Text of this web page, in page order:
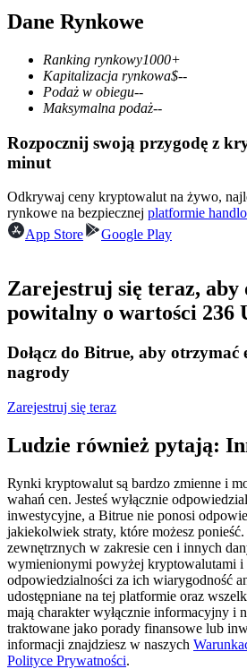
Instrumenty pochodne na akcje,
towary
Kontrakty terminowe na USDC
Kopiowanie Transakcji
Zostań traderem kopiującym
Dane Rynkowe
Ranking rynkowy1000+
Kapitalizacja rynkowa$--
Podaż w obiegu--
Maksymalna podaż--
Rozpocznij swoją przygodę z
minut
Odkrywaj ceny kryptowalut na żywo,
rynkowe na bezpiecznej platformie
App Store
Google Play
Zarejestruj się teraz, aby
powitalny o wartości 236
Dołącz do Bitrue, aby otrzymać
nagrody
Zarejestruj się teraz
Ludzie również pytają:
Rynki kryptowalut są bardzo zmienne i
wahań cen. Jesteś wyłącznie
inwestycyjne, a Bitrue nie ponosi
jakiekolwiek straty, które możesz ponieść.
zewnętrznych w zakresie cen i innych
wymienionymi powyżej kryptowalutami i
odpowiedzialności za ich wiarygodność
udostępniane na tej platformie oraz
mają charakter wyłącznie informacyjny i
traktowane jako porady finansowe lub
informacji znajdziesz w naszych
Polityce Prywatności.